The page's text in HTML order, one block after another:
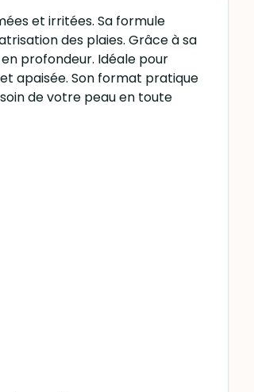
et irritées. Sa formule
des plaies. Grâce à sa
profondeur. Idéale pour
apaisée. Son format pratique
de votre peau en toute